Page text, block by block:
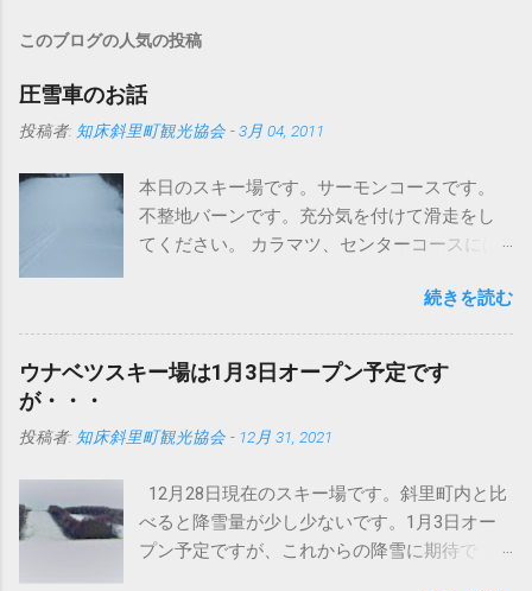
このブログの人気の投稿
圧雪車のお話
投稿者: 知床斜里町観光協会 -3月 04, 2011
本日のスキー場です。サーモンコースです。
不整地バーンです。充分気を付けて滑走をし
てください。 カラマツ、センターコースには
写真をどうぞ タイヤが地形に合わせて滑らか
に動いています。おかげでドンという振動が
なくなりました。 今までは、登ったら車体ご
と空に向かって、頂点から今度は地面にドン
います。しっかり接地面をとらえてるという
のメーカーもこんなの当たり前かもしれませ
んが・・・ このブログで何回か紹介していま
すが、イタリアプリノート社製バイソンＸ
続きを読む
ウナベツスキー場は1月3日オープン予定です
が・・・
投稿者: 知床斜里町観光協会 - 12月 31, 2021
12月28日現在のスキー場です。斜里町内と比
べると降雪量が少し少ないです。1月3日オー
プン予定ですが、これからの降雪に期待で